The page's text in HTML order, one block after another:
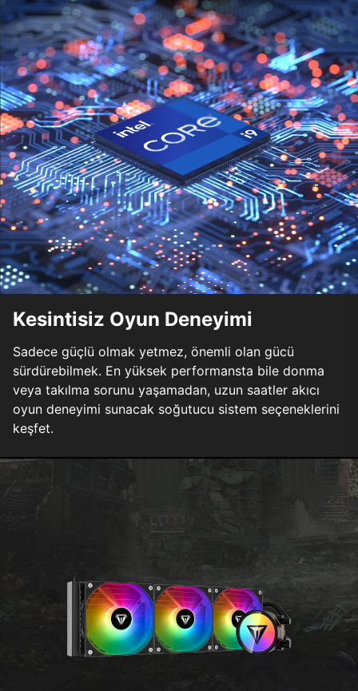
Kesintisiz Oyun Deneyimi
Sadece güçlü olmak yetmez, önemli olan gücü
sürdürebilmek. En yüksek performansta bile donma
veya takılma sorunu yaşamadan, uzun saatler akıcı
oyun deneyimi sunacak soğutucu sistem seçeneklerini
keşfet.